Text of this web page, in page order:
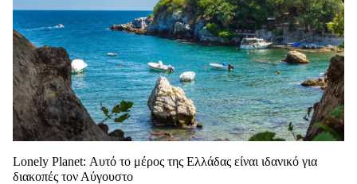
Lonely Planet: Αυτό το μέρος της Ελλάδας είναι ιδανικό για
διακοπές τον Αύγουστο